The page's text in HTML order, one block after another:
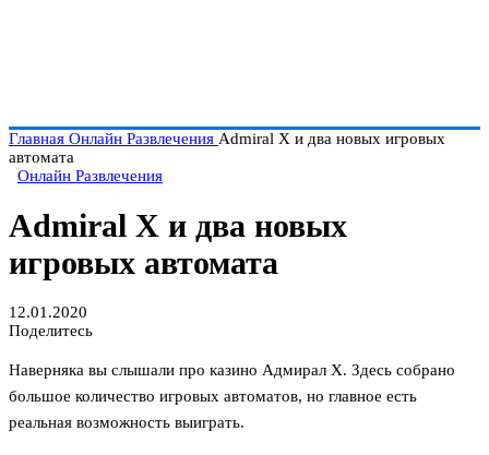
Главная Онлайн Развлечения Admiral X и два новых игровых
автомата
Онлайн Развлечения
Admiral X и два новых
игровых автомата
12.01.2020
Поделитесь
Наверняка вы слышали про казино Адмирал X. Здесь собрано
большое количество игровых автоматов, но главное есть
реальная возможность выиграть.